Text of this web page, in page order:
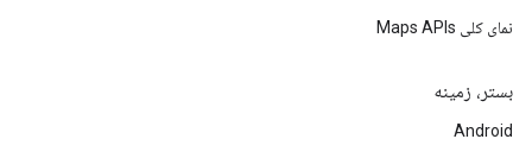
نمای کلی Maps APIs
بستر، زمینه
Android